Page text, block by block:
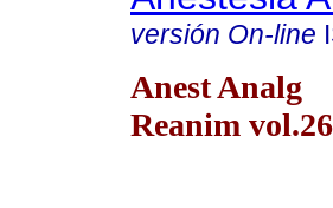
versión On-line
Anest Analg
Reanim